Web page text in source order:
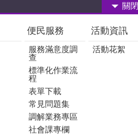
關閉
便民服務
服務滿意度調
查
標準化作業流
程
表單下載
常見問題集
調解業務專區
社會課專欄
活動資訊
活動花絮